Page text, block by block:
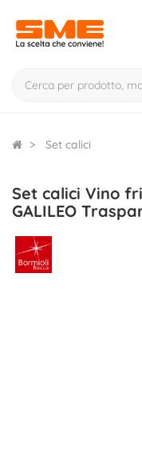
Set calici
Set calici Vino
GALILEO